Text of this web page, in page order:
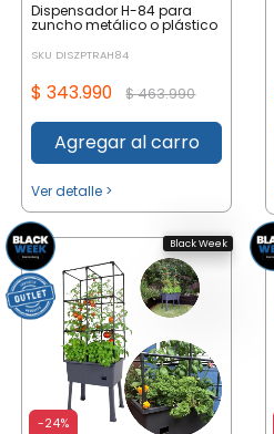
Dispensador H-84 para
zuncho metálico o plástico
SKU DISZPTRAH84
$ 343.990$ 463.990
Agregar al carro
Ver detalle >
-24%
Black Week